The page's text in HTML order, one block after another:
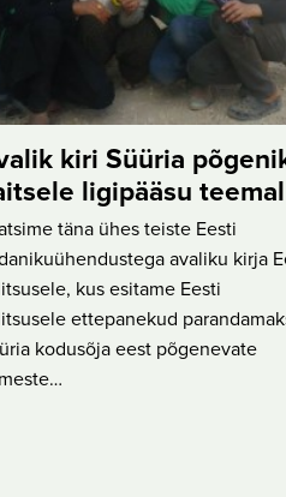
kiri Süüria
ligipääsu teemal
täna ühes teiste Eesti
avaliku kirja
kus esitame Eesti
ettepanekud
kodusõja eest põgenevate